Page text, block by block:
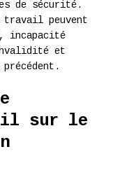
de sécurité.
travail peuvent
incapacité
et
sur le